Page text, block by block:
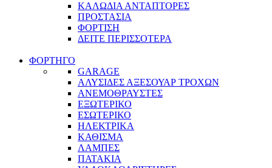
ΚΑΛΩΔΙΑ ΑΝΤΑΠΤΟΡΕΣ
ΠΡΟΣΤΑΣΙΑ
ΦΟΡΤΙΣΗ
ΔΕΙΤΕ ΠΕΡΙΣΣΟΤΕΡΑ
ΦΟΡΤΗΓΟ
GARAGE
ΑΛΥΣΙΔΕΣ ΑΞΕΣΟΥΑΡ ΤΡΟΧΩΝ
ΑΝΕΜΟΘΡΑΥΣΤΕΣ
ΕΞΩΤΕΡΙΚΟ
ΕΣΩΤΕΡΙΚΟ
ΗΛΕΚΤΡΙΚΑ
ΚΑΘΙΣΜΑ
ΛΑΜΠΕΣ
ΠΑΤΑΚΙΑ